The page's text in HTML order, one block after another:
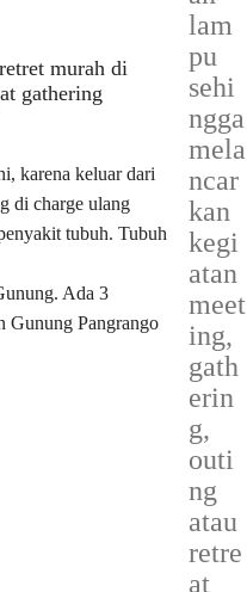
murah di
gathering
karena keluar dari
di charge ulang
tubuh. Tubuh
Ada 3
Gunung Pangrango
lam
pu
sehi
ngga
mela
ncar
kan
kegi
atan
meet
ing,
gath
erin
g,
outi
ng
atau
retre
at